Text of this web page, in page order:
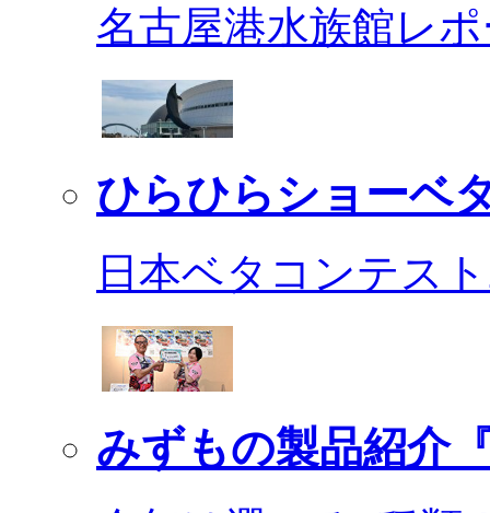
名古屋港水族館レ
ひらひらショーベ
日本ベタコンテス
みずもの製品紹介